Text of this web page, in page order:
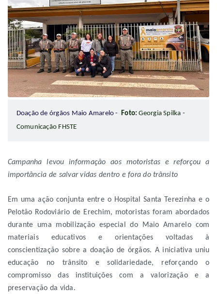
Doação de órgãos Maio Amarelo -Foto: Georgia Spilka -
Comunicação FHSTE
Campanha levou informação aos motoristas e reforçou a
importância de salvar vidas dentro e fora do trânsito
Em uma ação conjunta entre o Hospital Santa Terezinha e o
Pelotão Rodoviário de Erechim, motoristas foram abordados
durante uma mobilização especial do Maio Amarelo com
materiais educativos e orientações voltadas à
conscientização sobre a doação de órgãos. A iniciativa uniu
educação no trânsito e solidariedade, reforçando o
compromisso das instituições com a valorização e a
preservação da vida.